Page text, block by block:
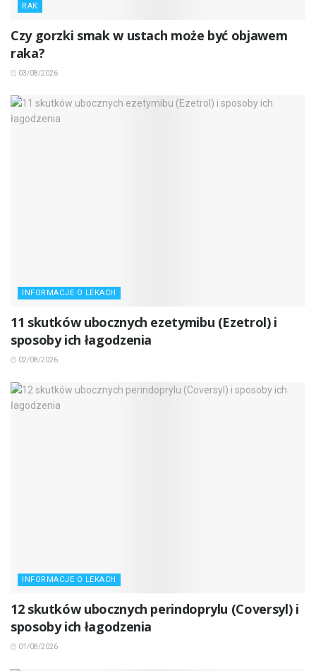
RAK
Czy gorzki smak w ustach może być objawem
raka?
03/08/2026
INFORMACJE O LEKACH
11 skutków ubocznych ezetymibu (Ezetrol) i
sposoby ich łagodzenia
02/08/2026
INFORMACJE O LEKACH
12 skutków ubocznych perindoprylu (Coversyl) i
sposoby ich łagodzenia
01/08/2026